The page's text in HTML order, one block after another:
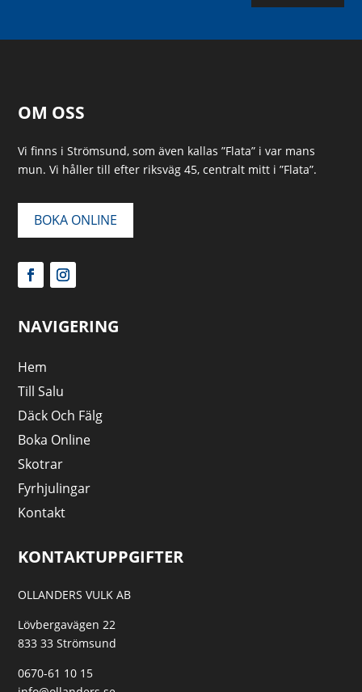
OM OSS
Vi finns i Strömsund, som även kallas ”Flata” i var mans
mun. Vi håller till efter riksväg 45, centralt mitt i ”Flata”.
BOKA ONLINE
NAVIGERING
Hem
Till Salu
Däck Och Fälg
Boka Online
Skotrar
Fyrhjulingar
Kontakt
KONTAKTUPPGIFTER
OLLANDERS VULK AB
Lövbergavägen 22
833 33 Strömsund
0670-61 10 15